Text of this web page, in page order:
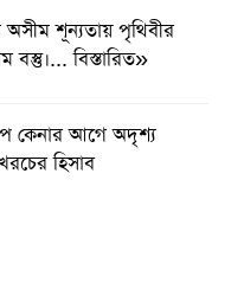
অসীম শূন্যতায় পৃথিবীর
বস্তু।... বিস্তারিত»
কেনার আগে অদৃশ্য
খরচের হিসাব